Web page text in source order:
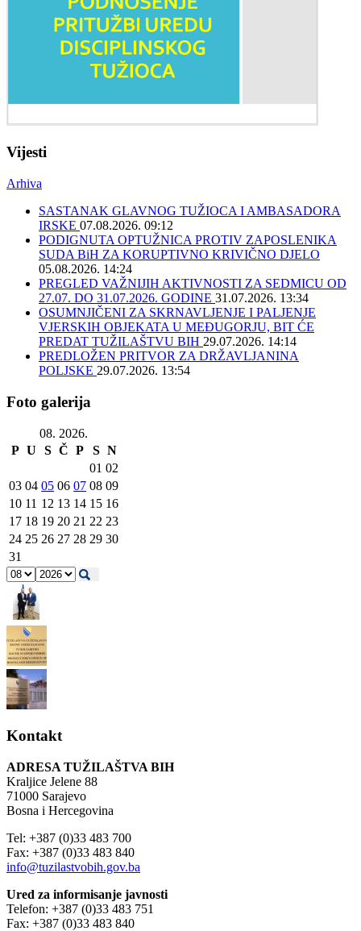
Vijesti
Arhiva
SASTANAK GLAVNOG TUŽIOCA I AMBASADORA
IRSKE 07.08.2026. 09:12
PODIGNUTA OPTUŽNICA PROTIV ZAPOSLENIKA
SUDA BiH ZA KORUPTIVNO KRIVIČNO DJELO
05.08.2026. 14:24
PREGLED VAŽNIJIH AKTIVNOSTI ZA SEDMICU OD
27.07. DO 31.07.2026. GODINE 31.07.2026. 13:34
OSUMNJIČENI ZA SKRNAVLJENJE I PALJENJE
VJERSKIH OBJEKATA U MEĐUGORJU, BIT ĆE
PREDAT TUŽILAŠTVU BIH 29.07.2026. 14:14
PREDLOŽEN PRITVOR ZA DRŽAVLJANINA
POLJSKE 29.07.2026. 13:54
Foto galerija
08. 2026.
P U S Č P S N
01 02
03 04 05 06 07 08 09
10 11 12 13 14 15 16
17 18 19 20 21 22 23
24 25 26 27 28 29 30
31
Kontakt
ADRESA TUŽILAŠTVA BIH
Kraljice Jelene 88
71000 Sarajevo
Bosna i Hercegovina
Tel: +387 (0)33 483 700
Fax: +387 (0)33 483 840
info@tuzilastvobih.gov.ba
Ured za informisanje javnosti
Telefon: +387 (0)33 483 751
Fax: +387 (0)33 483 840